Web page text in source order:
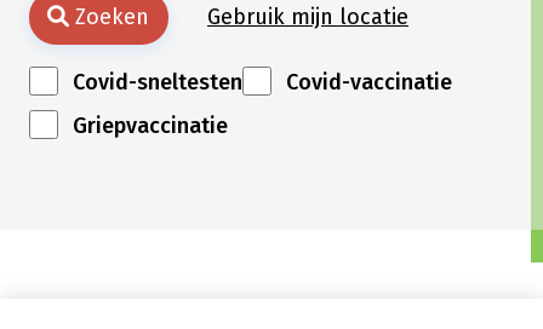
Zoeken Gebruik mijn locatie
Covid-sneltesten
Covid-vaccinatie
Griepvaccinatie